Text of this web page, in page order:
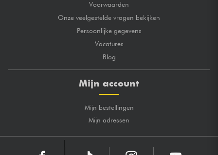
Voorwaarden
Onze veelgestelde vragen bekijken
Persoonlijke gegevens
Vacatures
Blog
Mijn account
Mijn bestellingen
Mijn adressen